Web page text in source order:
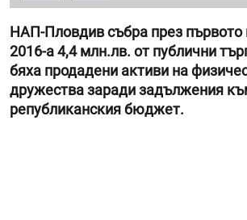
НАП-Пловдив събра през първото
2016-а 4,4 млн.лв. от публични
бяха продадени активи на
дружества заради задължения
републиканския бюджет.